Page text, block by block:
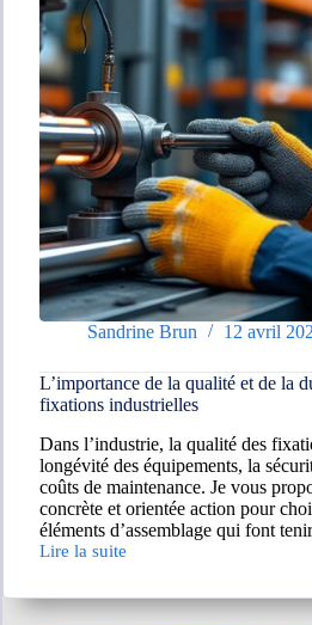
savoir
Sandrine Brun 12 avril
L’importance de la qualité et de la
fixations industrielles
Dans l’industrie, la qualité des
longévité des équipements, la
coûts de maintenance. Je vous
concrète et orientée action pour
éléments d’assemblage qui font
Lire la suite
L’importance
la